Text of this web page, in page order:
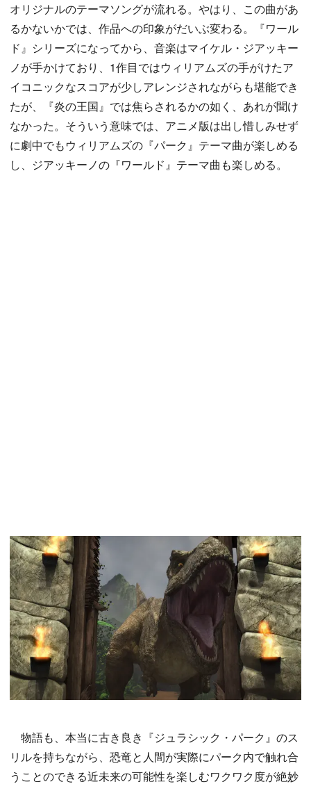
オリジナルのテーマソングが流れる。やはり、この曲があ
るかないかでは、作品への印象がだいぶ変わる。『ワール
ド』シリーズになってから、音楽はマイケル・ジアッキー
ノが手かけており、1作目ではウィリアムズの手がけたア
イコニックなスコアが少しアレンジされながらも堪能でき
たが、『炎の王国』では焦らされるかの如く、あれが聞け
なかった。そういう意味では、アニメ版は出し惜しみせず
に劇中でもウィリアムズの『パーク』テーマ曲が楽しめる
し、ジアッキーノの『ワールド』テーマ曲も楽しめる。
物語も、本当に古き良き『ジュラシック・パーク』のス
リルを持ちながら、恐竜と人間が実際にパーク内で触れ合
うことのできる近未来の可能性を楽しむワクワク度が絶妙